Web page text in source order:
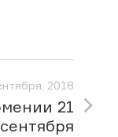
2018
21
сентября